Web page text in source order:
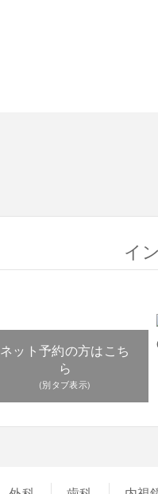
イ
ネット予約の方はこち
ら